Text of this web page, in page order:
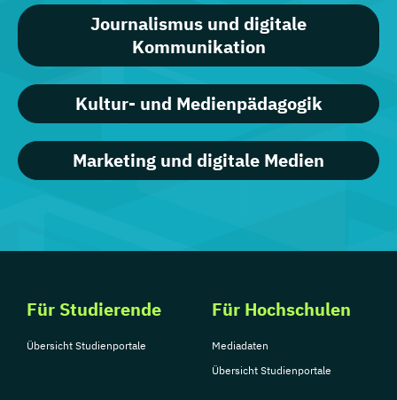
Journalismus und digitale
Kommunikation
Kultur- und Medienpädagogik
Marketing und digitale Medien
Für Studierende
Übersicht Studienportale
Für Hochschulen
Mediadaten
Übersicht Studienportale